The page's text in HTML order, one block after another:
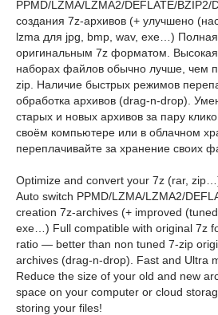
PPMD/LZMA/LZMA2/DEFLATE/BZIP2/
создания 7z-архивов (+ улучшено
lzma для jpg, bmp, wav, exe…) Полная
оригинальным 7z форматом.
наборах файлов обычно лучше, чем
zip. Наличие быстрых режимов
обработка архивов (drag-n-drop).
старых и новых архивов за пару
своём компьютере или в облачном
переплачивайте за хранение своих
Optimize and convert your 7z (rar,
Auto switch PPMD/LZMA/LZMA2/
creation 7z-archives (+ improved
exe…) Full compatible with original 7z
ratio — better than non tuned 7-zip
archives (drag-n-drop). Fast and Ultra
Reduce the size of your old and new
space on your computer or cloud
storing your files!